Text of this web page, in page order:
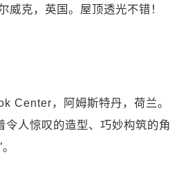
克，英国。屋顶透光不错！
Center，阿姆斯特丹，荷兰。
令人惊叹的造型、巧妙构筑的角